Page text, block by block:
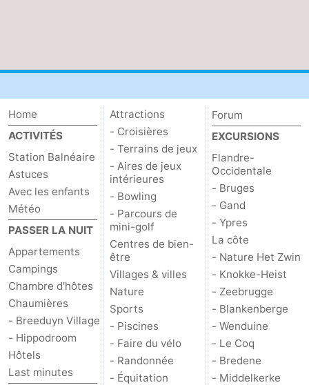
Home
ACTIVITÉS
Station Balnéaire
Astuces
Avec les enfants
Météo
PASSER LA NUIT
Appartements
Campings
Chambre d'hôtes
Chaumières
- Breeduyn Village
- Hippodroom
Hôtels
Last minutes
Attractions
- Croisières
- Terrains de jeux
- Aires de jeux
intérieures
- Bowling
- Parcours de
mini-golf
Centres de bien-
être
Villages & villes
Nature
Sports
- Piscines
- Faire du vélo
- Randonnée
- Équitation
Forum
EXCURSIONS
Flandre-
Occidentale
- Bruges
- Gand
- Ypres
La côte
- Nature Het Zwin
- Knokke-Heist
- Zeebrugge
- Blankenberge
- Wenduine
- Le Coq
- Bredene
- Middelkerke